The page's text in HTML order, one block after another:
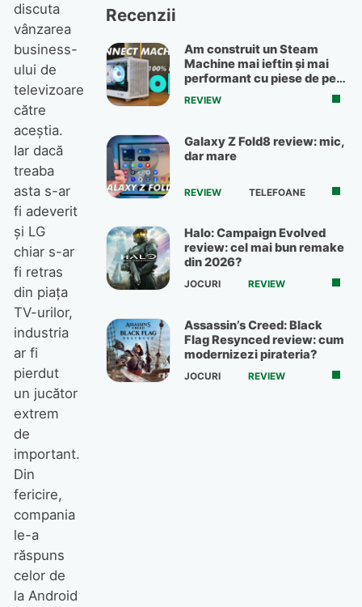
discuta
vânzarea
business-
ului de
televizoare
către
aceștia.
Iar dacă
treaba
asta s-ar
fi adeverit
și LG
chiar s-ar
fi retras
din piața
TV-urilor,
industria
ar fi
pierdut
un jucător
extrem
de
important.
Din
fericire,
compania
le-a
răspuns
celor de
la Android
Recenzii
Am construit un Steam
Machine mai ieftin și mai
performant cu piese de pe
OLX
REVIEW
Galaxy Z Fold8 review: mic,
dar mare
REVIEW TELEFOANE
Halo: Campaign Evolved
review: cel mai bun remake
din 2026?
JOCURI REVIEW
Assassin’s Creed: Black
Flag Resynced review: cum
modernizezi pirateria?
JOCURI REVIEW